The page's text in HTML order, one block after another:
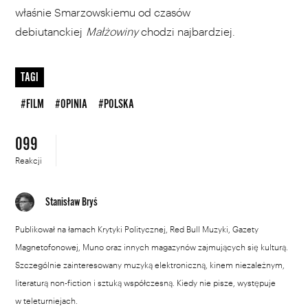
właśnie Smarzowskiemu od czasów
debiutanckiej Małżowinychodzi najbardziej.
TAGI
#FILM #OPINIA #POLSKA
099
Reakcji
Stanisław Bryś
Publikował na łamach Krytyki Politycznej, Red Bull Muzyki, Gazety
Magnetofonowej, Muno oraz innych magazynów zajmujących się kulturą.
Szczególnie zainteresowany muzyką elektroniczną, kinem niezależnym,
literaturą non-fiction i sztuką współczesną. Kiedy nie pisze, występuje
w teleturniejach.